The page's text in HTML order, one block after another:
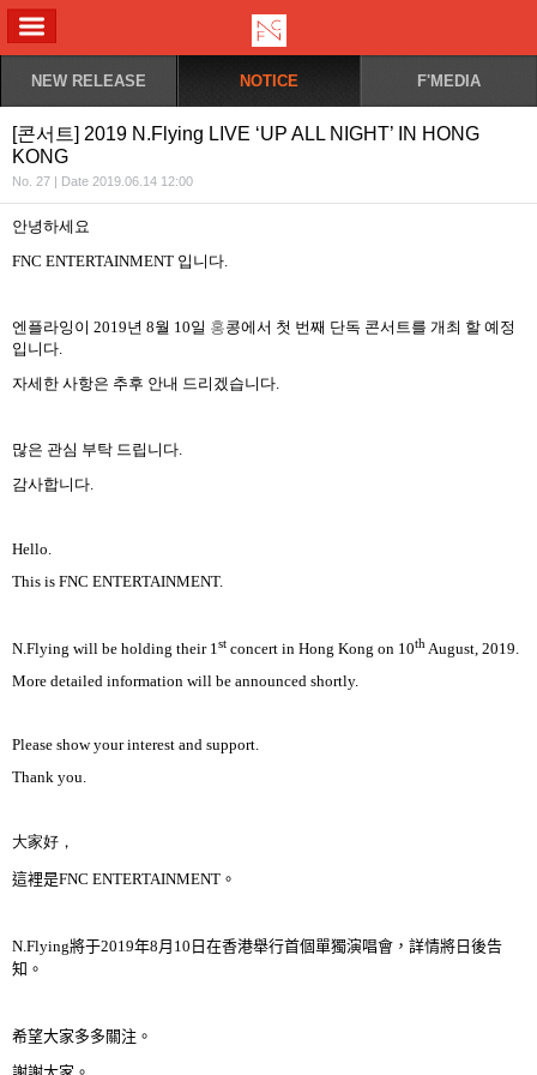
NEW RELEASE NOTICE F'MEDIA
[콘서트] 2019 N.Flying LIVE ‘UP ALL NIGHT’ IN HONG
KONG
No. 27 | Date 2019.06.14 12:00
안녕하세요
FNC ENTERTAINMENT 입니다
엔플라잉이 2019년 8월 10일 홍콩에서 첫 번째 단독 콘서트를 개최 할 예정
입니다
자세한 사항은 추후 안내 드리겠습니다
많은 관심 부탁 드립니다
감사합니다
Hello.
This is FNC ENTERTAINMENT.
N.Flying will be holding their 1st concert in Hong Kong on 10th August, 2019.
More detailed information will be announced shortly.
Please show your interest and support.
Thank you.
大家好 ，
這裡是FNC ENTERTAINMENT 。
N.Flying將于2019年8月 10 日在香港舉行首個單獨演唱會 ， 詳情將日後告
知 。
希望大家多多關注 。